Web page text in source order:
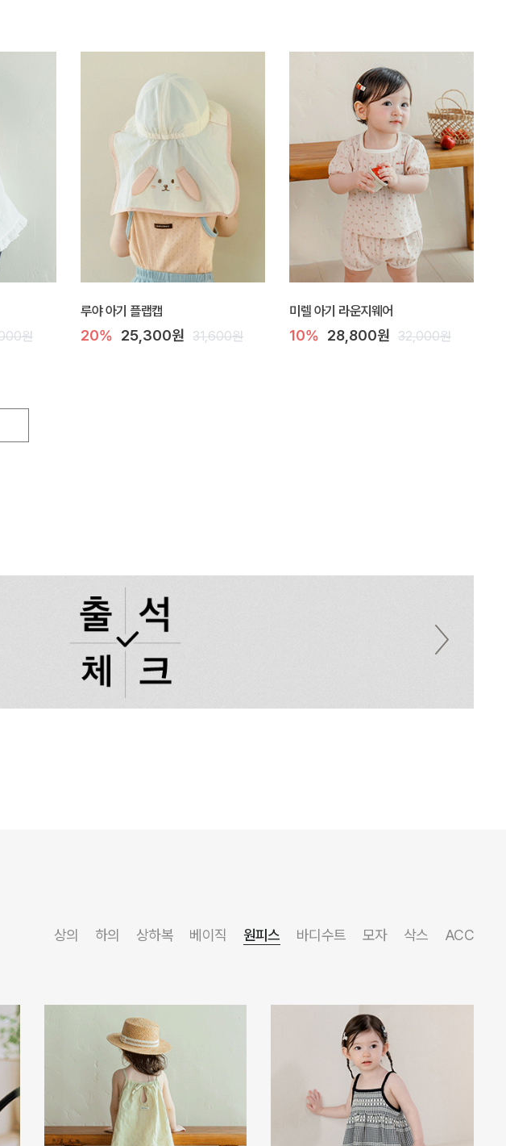
원
루야 아기 플랩캡
20% 25,300원 31,600원
미렐 아기 라운지웨어
10% 28,800원 32,000원
상의 하의 상하복 베이직 원피스 바디수트 모자 삭스 ACC